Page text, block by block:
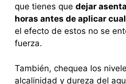
que tienes que dejar
horas antes de aplicar
el efecto de estos no se
fuerza.
También, chequea los
alcalinidad y dureza del